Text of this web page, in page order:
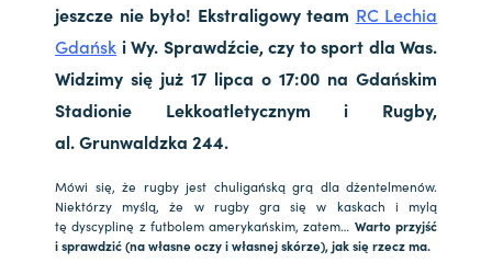
jeszcze nie było! Ekstraligowy team RC Lechia
Gdańsk i Wy. Sprawdźcie, czy to sport dla Was.
Widzimy się już 17 lipca o 17:00 na Gdańskim
Stadionie Lekkoatletycznym i Rugby,
al. Grunwaldzka 244.
Mówi się, że rugby jest chuligańską grą dla dżentelmenów.
Niektórzy myślą, że w rugby gra się w kaskach i mylą
tę dyscyplinę z futbolem amerykańskim, zatem… Warto przyjść
i sprawdzić (na własne oczy i własnej skórze), jak się rzecz ma.